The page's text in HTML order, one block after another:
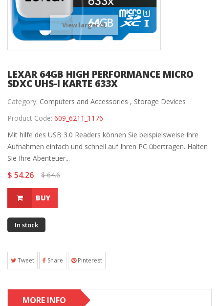
View larger
LEXAR 64GB HIGH PERFORMANCE MICRO
SDXC UHS-I KARTE 633X
Category: Computers and Accessories , Storage Devices
Product Code: 609_6211_1176
Mit hilfe des USB 3.0 Readers können Sie beispielsweise Ihre
Aufnahmen einfach und schnell auf Ihren PC übertragen. Halten
Sie Ihre Abenteuer...
$ 54.26 $ 64.6
BUY
In stock
Tweet Share Pinterest
MORE INFO